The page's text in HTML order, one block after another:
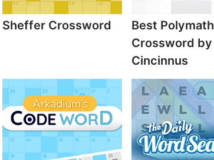
Sheffer Crossword
Best Polymath
Crossword by
Cincinnus